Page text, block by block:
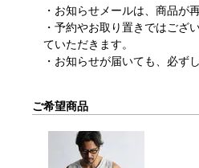
お知らせメールは、商品が
予約やお取り置きではござ
ていただきます。
お知らせが届いても、必ず
ご希望商品